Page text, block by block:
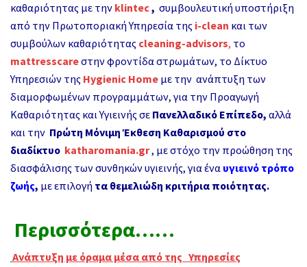
καθαριότητας με την klintec, συμβουλευτική υποστήριξη
από την Πρωτοποριακή Υπηρεσία της i-clean και των
συμβούλων καθαριότητας cleaning-advisors, το
mattresscareστην φροντίδα στρωμάτων, το Δίκτυο
Υπηρεσιών της Hygienic Home με την ανάπτυξη των
διαμορφωμένων προγραμμάτων, για την Προαγωγή
Καθαριότητας και Υγιεινής σε Πανελλαδικό Επίπεδο, αλλά
και την Πρώτη Μόνιμη Έκθεση Καθαρισμού στο
διαδίκτυο katharomania.gr, με στόχο την προώθηση της
διασφάλισης των συνθηκών υγιεινής, για ένα υγιεινό τρόπο
ζωής, με επιλογή τα θεμελιώδη κριτήρια ποιότητας.
Περισσότερα……
Ανάπτυξη με όραμα μέσα από της Υπηρεσίες